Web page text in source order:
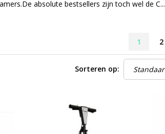
absolute bestsellers zijn toch wel de C...
1 2
Sorteren op: